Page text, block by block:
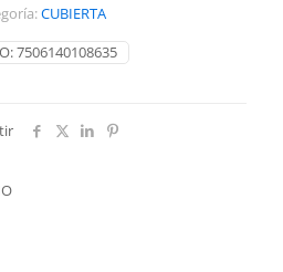
7506140108635
CUBIERTA